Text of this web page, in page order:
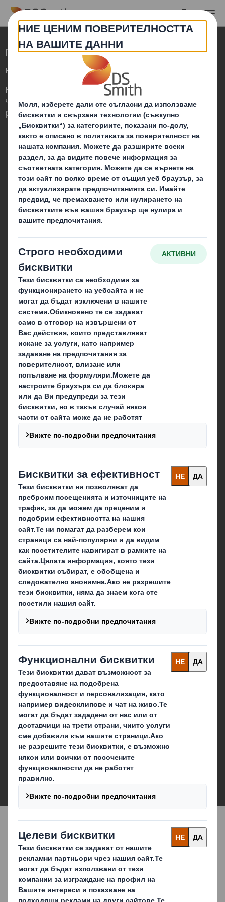
Skip to main content
Преоткриваме опаковките на по-високо
ниво в един променящ се свят
Ние сме различни, защото осъзнаваме,
че опаковките могат да играят важна
роля в света около нас.
Кои сме ние
За DS Smith
За International Paper
IP & DS Smith обединение
Медии
Блог
Какво правим ние
Опаковъчни решения
Свържете се
Месечен бюлетин
Нашите локации
Контакти
Последвайте ни
Предпочитания за бисквитки
Политика за бисквитките
Политика против робството и трафик на хора
Политика за поверителност